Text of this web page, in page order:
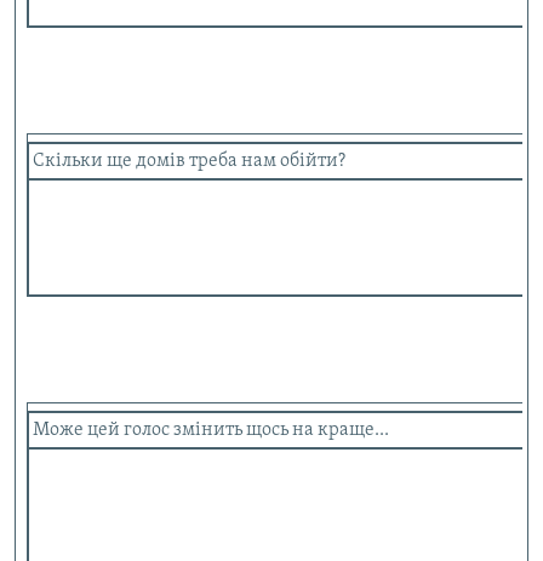
Скільки ще домів треба нам обійти?
Може цей голос змінить щось на краще...